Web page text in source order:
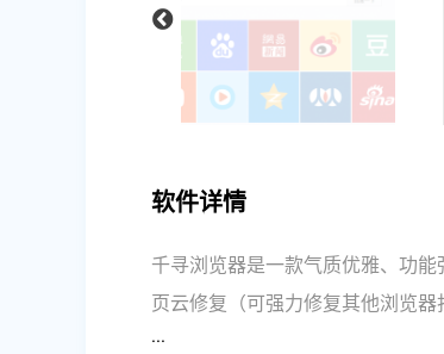
软件详情
千寻浏览器是一款气质优雅、功
页云修复（可强力修复其他浏览
富设计感。具备网页云修复、懒
...